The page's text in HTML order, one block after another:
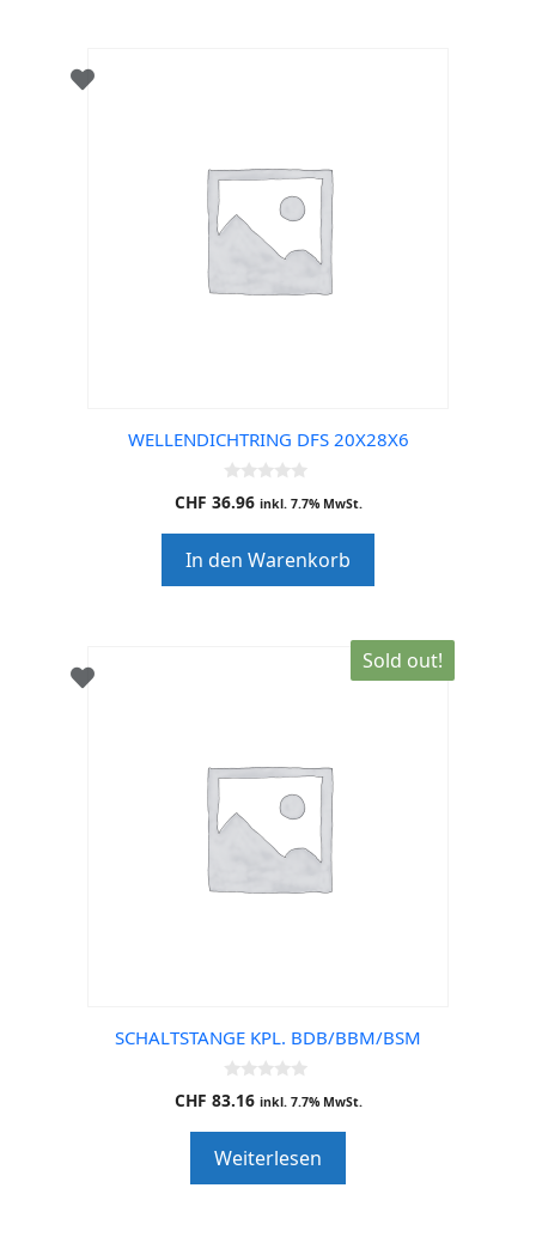
WELLENDICHTRING DFS 20X28X6
0
o
o
f
5
CHF 36.96 inkl. 7.7% MwSt.
In den Warenkorb
Sold out!
SCHALTSTANGE KPL. BDB/BBM/BSM
0
o
o
f
5
CHF 83.16 inkl. 7.7% MwSt.
Weiterlesen